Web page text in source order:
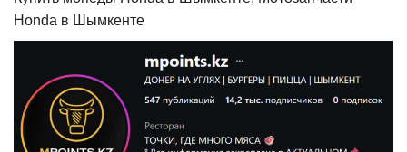
Honda в Шымкенте